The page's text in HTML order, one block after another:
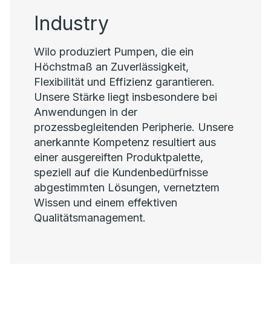
Industry
Wilo produziert Pumpen, die ein
Höchstmaß an Zuverlässigkeit,
Flexibilität und Effizienz garantieren.
Unsere Stärke liegt insbesondere bei
Anwendungen in der
prozessbegleitenden Peripherie. Unsere
anerkannte Kompetenz resultiert aus
einer ausgereiften Produktpalette,
speziell auf die Kundenbedürfnisse
abgestimmten Lösungen, vernetztem
Wissen und einem effektiven
Qualitätsmanagement.